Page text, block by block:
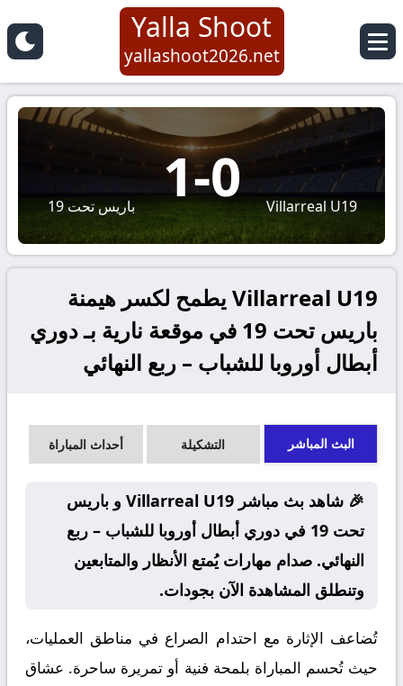
Yalla Shoot
yallashoot2026.net
Villarreal U19
0
-
1 باريس تحت 19
Villarreal U19 يطمح لكسر هيمنة
باريس تحت 19 في موقعة نارية بـ دوري
أبطال أوروبا للشباب – ربع النهائي
البث المباشر التشكيلة أحداث المباراة
🎉 شاهد بث مباشر Villarreal U19 و باريس
تحت 19 في دوري أبطال أوروبا للشباب – ربع
النهائي. صدام مهارات يُمتع الأنظار والمتابعين
وتنطلق المشاهدة الآن بجودات.
تُضاعف الإثارة مع احتدام الصراع في مناطق العمليات،
حيث تُحسم المباراة بلمحة فنية أو تمريرة ساحرة. عشاق